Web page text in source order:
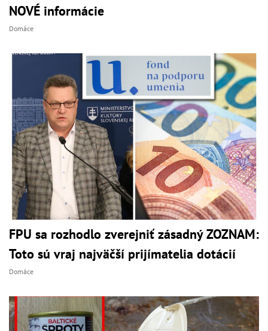
NOVÉ informácie
Domáce
FPU sa rozhodlo zverejniť zásadný ZOZNAM:
Toto sú vraj najväčší prijímatelia dotácií
Domáce